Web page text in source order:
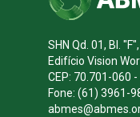
SHN Qd. 01, Bl.
Edifício Vision
CEP: 70.701-060
Fone: (61) 3961-